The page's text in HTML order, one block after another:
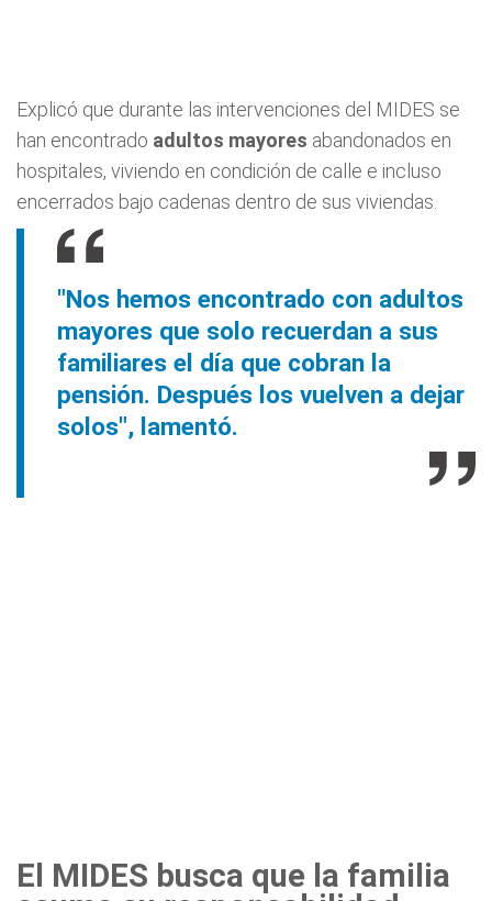
Explicó que durante las intervenciones del MIDES se
han encontrado adultos mayores abandonados en
hospitales, viviendo en condición de calle e incluso
encerrados bajo cadenas dentro de sus viviendas.
"Nos hemos encontrado con adultos
mayores que solo recuerdan a sus
familiares el día que cobran la
pensión. Después los vuelven a dejar
solos", lamentó.
El MIDES busca que la familia